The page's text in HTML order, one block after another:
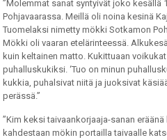
”Molemmat sanat syntyivät joko kesällä
Pohjavaarassa. Meillä oli noina kesinä
Tuomelaksi nimetty mökki Sotkamon
Mökki oli vaaran etelärinteessä.
kuin keltainen matto. Kukittuaan
puhalluskukiksi. ‘Tuo on minun
kukkia, puhalsivat niitä ja juoksivat
perässä.”
”Kim keksi taivaankorjaaja-sanan
kahdestaan mökin portailla taivaalle